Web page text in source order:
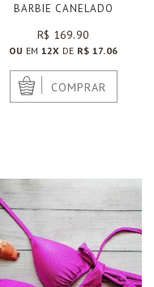
BARBIE CANELADO
R$ 169.90
OU EM 12X DE R$ 17.06
| COMPRAR